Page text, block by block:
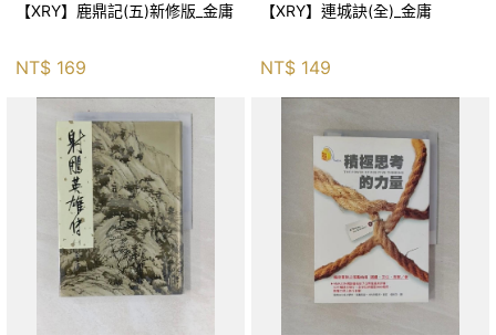
【XRY】鹿鼎記(五)新修版_金庸
NT$ 169
【XRY】連城訣(全)_金庸
NT$ 149